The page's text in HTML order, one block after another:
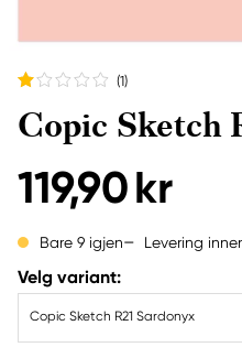
(1)
Copic Sketch
119,90 kr
Bare 9 igjen Levering
Velg variant:
Copic Sketch R21 Sardonyx